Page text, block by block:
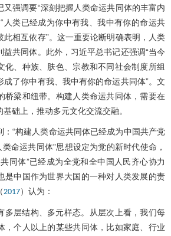
强调要“深刻把握人类命运共同体的丰富内
人类已经成为你中有我、我中有你的命运共
此相互依存”。这一重要论断明确表明，人类
共同体。此外，习近平总书记还强调“当今
化、种族、肤色、宗教和不同社会制度所组
成了你中有我、我中有你的命运共同体”。文
桥梁和纽带。构建人类命运共同体，需要在
础上，推动多元文化交流交融。
：“构建人类命运共同体已经成为中国共产党
命运共同体”思想设定为党的新时代使命，
同体”已经成为全党和全中国人民齐心协力
是中国作为世界大国的一种对人类发展的责
2017）认为：
多层结构、多元样态。从层次上看，我们每
，个人以上的某些共同体，比如家庭、行业